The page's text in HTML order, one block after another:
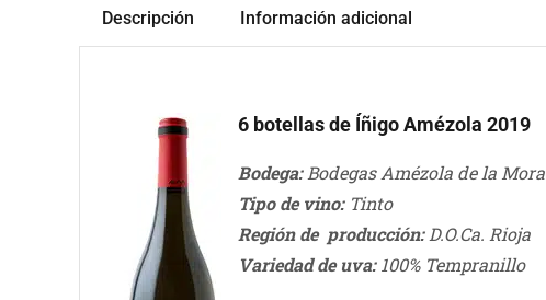
Descripción Información adicional
6 botellas de Íñigo Amézola 2019
Bodega:Bodegas Amézola de la Mora
Tipo de vino:Tinto
Región de producción:D.O.Ca. Rioja
Variedad de uva:100% Tempranillo